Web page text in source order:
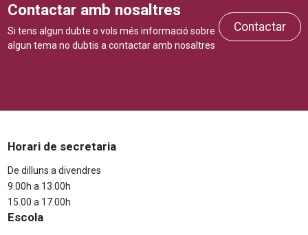
Contactar amb nosaltres
Si tens algun dubte o vols més informació sobre
algun tema no dubtis a contactar amb nosaltres
Contactar
Horari de secretaria
De dilluns a divendres
9.00h a 13.00h
15.00 a 17.00h
Escola